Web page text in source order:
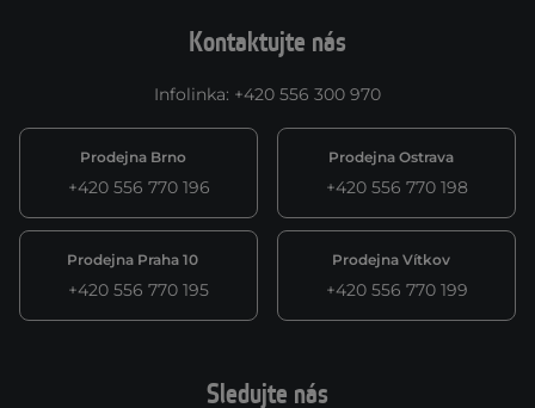
Kontaktujte nás
Infolinka: +420 556 300 970
Prodejna Brno
+420 556 770 196
Prodejna Ostrava
+420 556 770 198
Prodejna Praha 10
+420 556 770 195
Prodejna Vítkov
+420 556 770 199
Sledujte nás